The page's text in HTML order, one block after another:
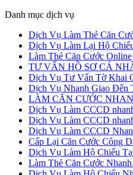
Danh mục dịch vụ
Dịch Vụ Làm Thẻ Căn
Dịch Vụ Làm Lại Hộ
Làm Thẻ Căn Cước Online
TƯ VẤN HỒ SƠ CÁ
Dịch Vụ Tư Vấn Tờ Khai
Dịch Vụ Nhanh Giao Đến
LÀM CĂN CƯỚC
Dịch Vụ Làm CCCD
Dịch Vụ Làm CCCD
Dịch Vụ Làm CCCD
Cấp Lại Căn Cước Công
Dịch Vụ Làm Hộ Chiếu
Làm Thẻ Căn Cước